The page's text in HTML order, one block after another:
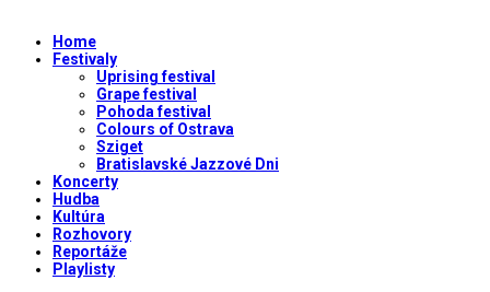
Home
Festivaly
Uprising festival
Grape festival
Pohoda festival
Colours of Ostrava
Sziget
Bratislavské Jazzové Dni
Koncerty
Hudba
Kultúra
Rozhovory
Reportáže
Playlisty